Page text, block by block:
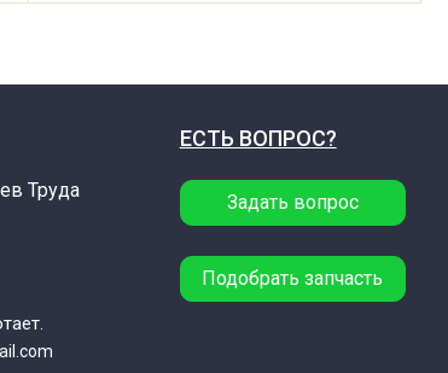
Труда
ЕСТЬ ВОПРОС?
Задать вопрос
Подобрать запчасть